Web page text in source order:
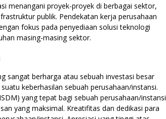
menangani proyek-proyek di berbagai sektor,
publik. Pendekatan kerja perusahaan
fokus pada penyediaan solusi teknologi
masing-masing sektor.
sangat berharga atau sebuah investasi besar
keberhasilan sebuah perusahaan/instansi.
yang tepat bagi sebuah perusahaan/instansi
yang maksimal. Kreatifitas dan dedikasi para